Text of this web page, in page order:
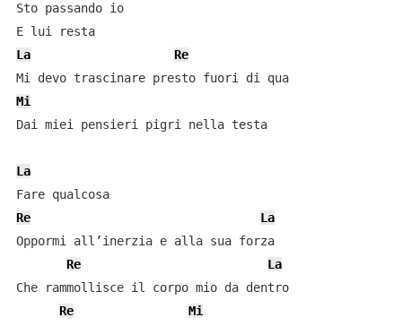
Sto passando io
E lui resta
La
Re
Mi devo trascinare presto fuori di qua
Mi
Dai miei pensieri pigri nella testa
La
Fare qualcosa
Re
La
Oppormi all’inerzia e alla sua forza
Re
La
Che rammollisce il corpo mio da dentro
Re
Mi